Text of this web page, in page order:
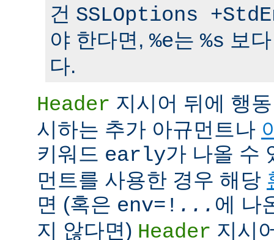
건 SSLOptions
야 한다면, %e는 %s 보
다.
Header 지시어 뒤에 행
시하는 추가 아규먼트나
키워드 early가 나올 수
먼트를 사용한 경우 해당
면 (혹은 env=! ... 에 나
지 않다면) Header 지시